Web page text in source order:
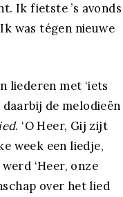
Ik fietste ’s avonds
was tégen nieuwe
liederen met ‘iets
daarbij de melodieën
. ‘O Heer, Gij zijt
week een liedje,
‘Heer, onze
over het lied